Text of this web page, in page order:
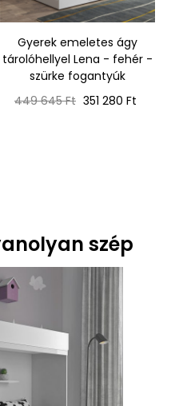
Gyerek emeletes ágy
tárolóhellyel Lena - fehér -
szürke fogantyúk
Normál
449 645 Ft Ár
351 280 Ft
›
szép